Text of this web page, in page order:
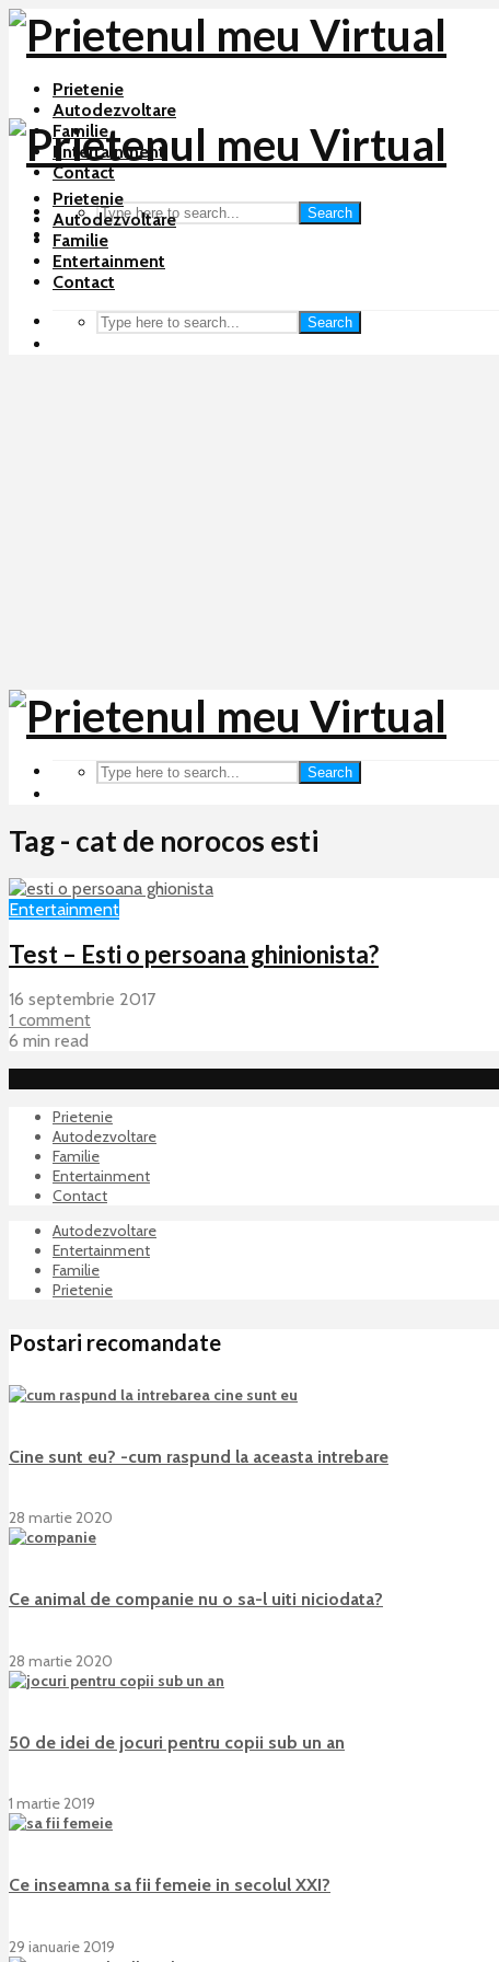
Prietenie
Autodezvoltare
Familie
Entertainment
Contact
Search
Prietenie
Autodezvoltare
Familie
Entertainment
Contact
Search
Search
Tag - cat de norocos esti
Entertainment
Test – Esti o persoana ghinionista?
16 septembrie 2017
1 comment
6 min read
Prietenie
Autodezvoltare
Familie
Entertainment
Contact
Autodezvoltare
Entertainment
Familie
Prietenie
Postari recomandate
Cine sunt eu? -cum raspund la aceasta intrebare
28 martie 2020
Ce animal de companie nu o sa-l uiti niciodata?
28 martie 2020
50 de idei de jocuri pentru copii sub un an
1 martie 2019
Ce inseamna sa fii femeie in secolul XXI?
29 ianuarie 2019